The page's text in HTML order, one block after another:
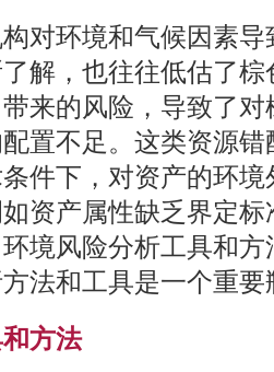
对环境和气候因素
解，也往往低估了
来的风险，导致了
置不足。这类资源
件下，对资产的环
资产属性缺乏界定
境风险分析工具和
法和工具是一个重要
方法